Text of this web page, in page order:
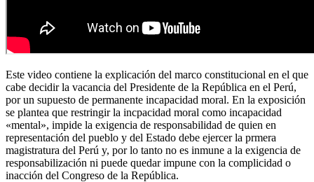
Este video contiene la explicación del marco constitucional en el que
cabe decidir la vacancia del Presidente de la República en el Perú,
por un supuesto de permanente incapacidad moral. En la exposición
se plantea que restringir la incpacidad moral como incapacidad
«mental», impide la exigencia de responsabilidad de quien en
representación del pueblo y del Estado debe ejercer la prmera
magistratura del Perú y, por lo tanto no es inmune a la exigencia de
responsabilización ni puede quedar impune con la complicidad o
inacción del Congreso de la República.